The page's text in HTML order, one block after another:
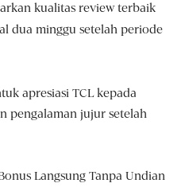
kualitas review terbaik
dua minggu setelah periode
apresiasi TCL kepada
pengalaman jujur setelah
Langsung Tanpa Undian